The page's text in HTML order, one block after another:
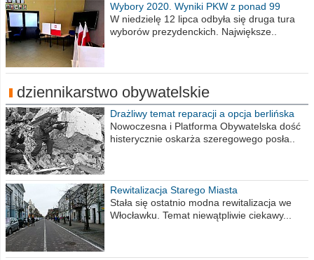
Wybory 2020. Wyniki PKW z ponad 99
procent obwodów
W niedzielę 12 lipca odbyła się druga tura
wyborów prezydenckich. Największe..
dziennikarstwo obywatelskie
Drażliwy temat reparacji a opcja berlińska
Nowoczesna i Platforma Obywatelska dość
histerycznie oskarża szeregowego posła..
Rewitalizacja Starego Miasta
Stała się ostatnio modna rewitalizacja we
Włocławku. Temat niewątpliwie ciekawy...